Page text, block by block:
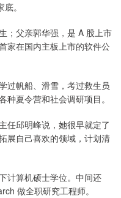
。
；父亲郭华强，是 A 股上市
家在国内主板上市的软件公
过帆船、滑雪，考过救生员
夏令营和社会调研项目。
邱明峰说，她很早就定了
展自己喜欢的领域，计划清
计算机硕士学位。中间还
做全职研究工程师。